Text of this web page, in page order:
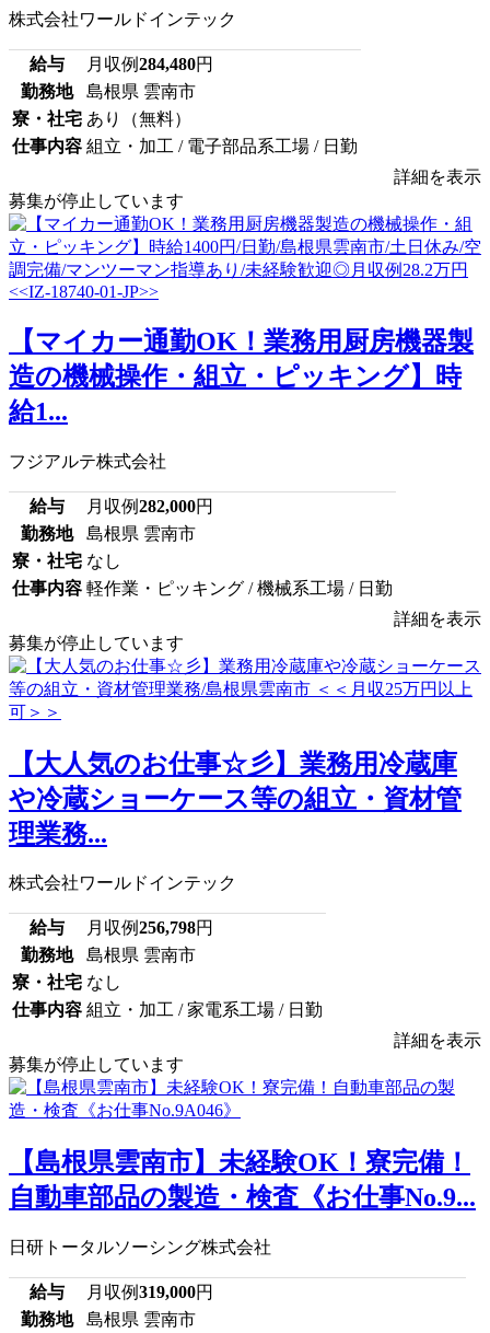
株式会社ワールドインテック
給与 月収例284,480円
勤務地
島根県 雲南市
寮・社宅 あり（無料）
仕事内容 組立・加工 / 電子部品系工場 / 日勤
詳細を表示
募集が停止しています
【マイカー通勤OK！業務用厨房機器製
造の機械操作・組立・ピッキング】時
給1...
フジアルテ株式会社
給与 月収例282,000円
勤務地
島根県 雲南市
寮・社宅 なし
仕事内容 軽作業・ピッキング / 機械系工場 / 日勤
詳細を表示
募集が停止しています
【大人気のお仕事☆彡】業務用冷蔵庫
や冷蔵ショーケース等の組立・資材管
理業務...
株式会社ワールドインテック
給与 月収例256,798円
勤務地
島根県 雲南市
寮・社宅 なし
仕事内容 組立・加工 / 家電系工場 / 日勤
詳細を表示
募集が停止しています
【島根県雲南市】未経験OK！寮完備！
自動車部品の製造・検査《お仕事No.9...
日研トータルソーシング株式会社
給与 月収例319,000円
勤務地
島根県 雲南市